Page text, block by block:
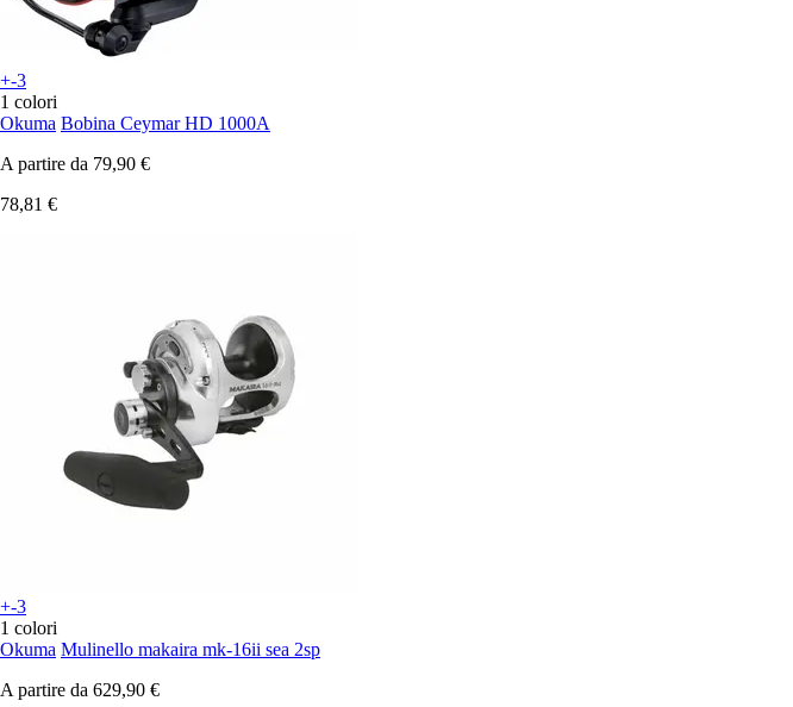
+-3
1 colori
Okuma Bobina Ceymar HD 1000A
A partire da 79,90 €
78,81 €
+-3
1 colori
Okuma Mulinello makaira mk-16ii sea 2sp
A partire da 629,90 €